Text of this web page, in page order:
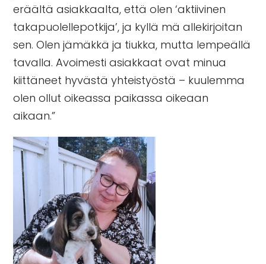
eräältä asiakkaalta, että olen ‘aktiivinen
takapuolellepotkija’, ja kyllä mä allekirjoitan
sen. Olen jämäkkä ja tiukka, mutta lempeällä
tavalla. Avoimesti asiakkaat ovat minua
kiittäneet hyvästä yhteistyöstä – kuulemma
olen ollut oikeassa paikassa oikeaan
aikaan.”